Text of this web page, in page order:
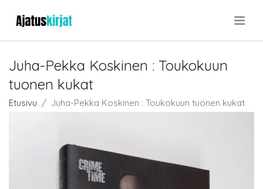
Juha-Pekka Koskinen : Toukokuun
tuonen kukat
Etusivu Juha-Pekka Koskinen : Toukokuun tuonen kukat